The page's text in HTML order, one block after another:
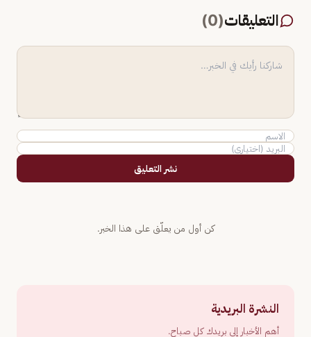
التعليقات(
0
)
نشر التعليق
كن أول من يعلّق على هذا الخبر.
النشرة البريدية
أهم الأخبار إلى بريدك كل صباح.